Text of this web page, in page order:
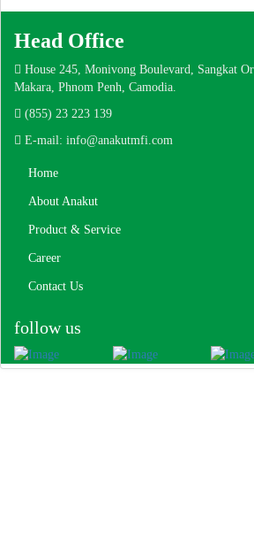
Head Office
House 245, Monivong Boulevard, Sangkat
Makara, Phnom Penh, Camodia.
(855) 23 223 139
E-mail: info@anakutmfi.com
Home
About Anakut
Product & Service
Career
Contact Us
follow us